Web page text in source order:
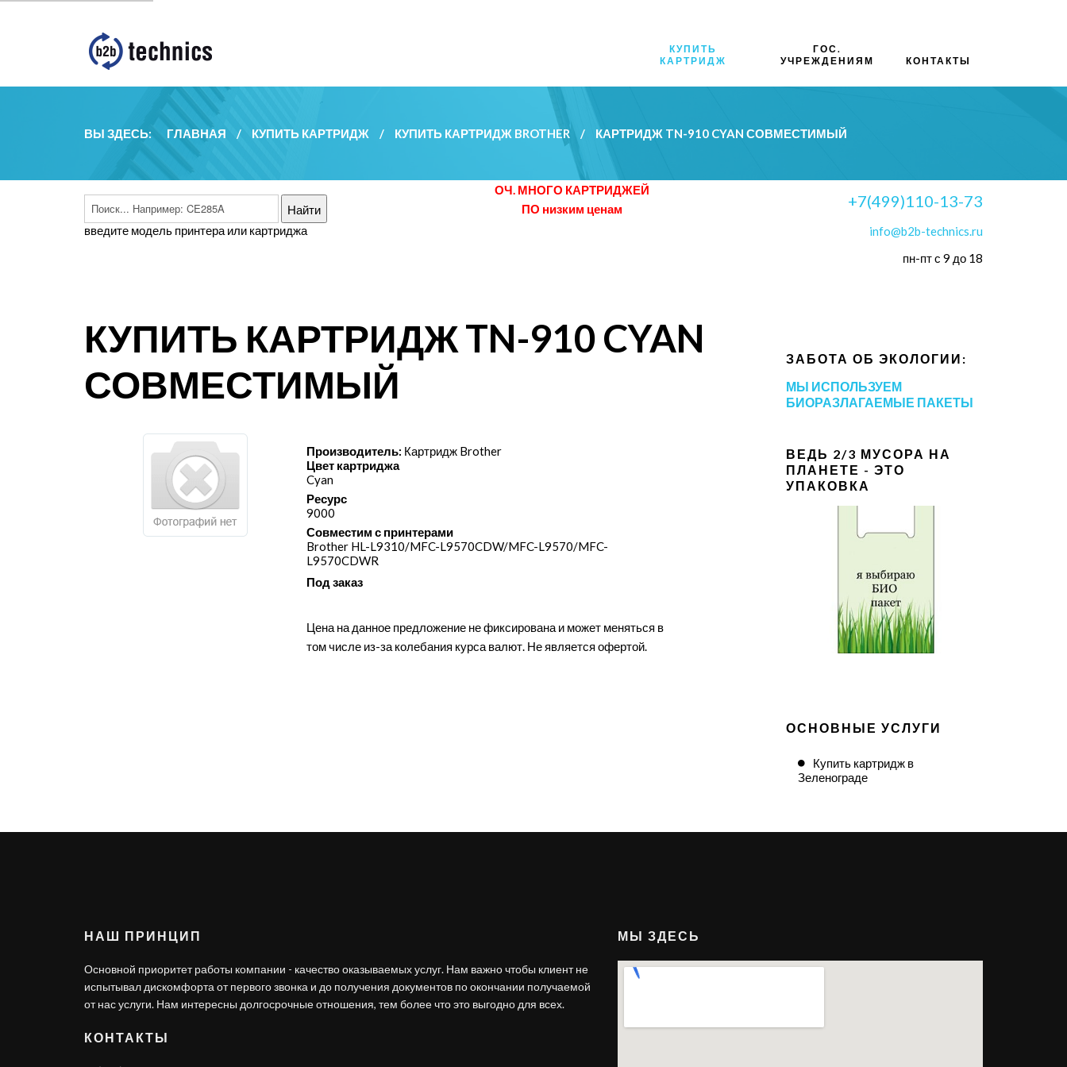
КУПИТЬ
КАРТРИДЖ
ГОС.
УЧРЕЖДЕНИЯМ
КОНТАКТЫ
ВЫ ЗДЕСЬ: ГЛАВНАЯ / КУПИТЬ КАРТРИДЖ / КУПИТЬ КАРТРИДЖ BROTHER / КАРТРИДЖ TN-910 CYAN СОВМЕСТИМЫЙ
введите модель принтера или картриджа
ОЧ. МНОГО КАРТРИДЖЕЙ
ПО низким ценам
+7(499)110-13-73
info@b2b-technics.ru
пн-пт с 9 до 18
КУПИТЬ КАРТРИДЖ TN-910 CYAN
СОВМЕСТИМЫЙ
Производитель: Картридж Brother
Цвет картриджа
Cyan
Ресурс
9000
Совместим с принтерами
Brother HL-L9310/​MFC-L9570CDW/​MFC-L9570/​MFC-
L9570CDWR
Под заказ
Цена на данное предложение не фиксирована и может меняться в
том числе из-за колебания курса валют. Не является офертой.
ЗАБОТА ОБ ЭКОЛОГИИ:
МЫ ИСПОЛЬЗУЕМ
БИОРАЗЛАГАЕМЫЕ ПАКЕТЫ
ВЕДЬ 2/3 МУСОРА НА
ПЛАНЕТЕ - ЭТО
УПАКОВКА
ОСНОВНЫЕ УСЛУГИ
Купить картридж в
Зеленограде
НАШ ПРИНЦИП
Основной приоритет работы компании - качество оказываемых услуг. Нам важно чтобы клиент не
испытывал дискомфорта от первого звонка и до получения документов по окончании получаемой
от нас услуги. Нам интересны долгосрочные отношения, тем более что это выгодно для всех.
КОНТАКТЫ
МЫ ЗДЕСЬ